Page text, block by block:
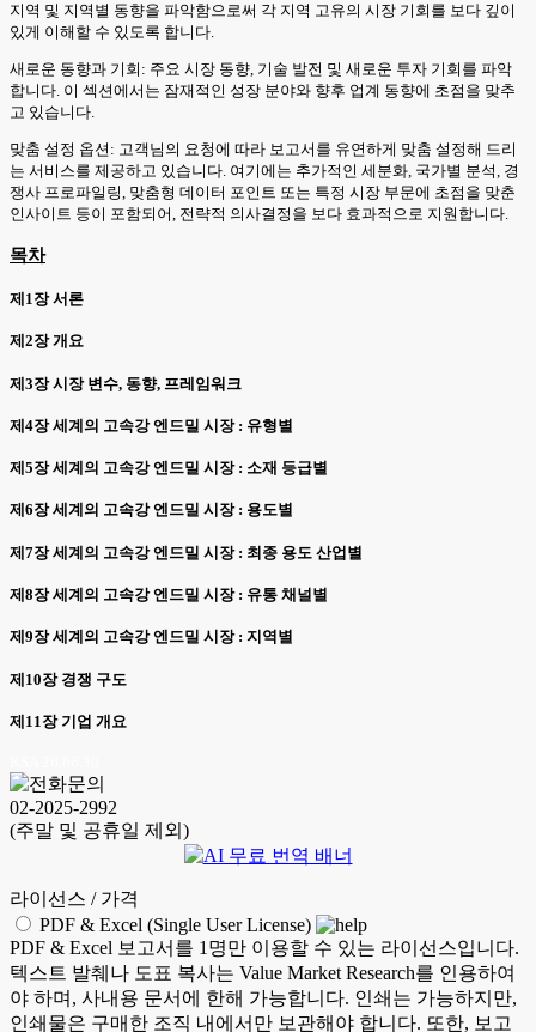
지역 및 지역별 동향을 파악함으로써 각 지역 고유의 시장 기회를 보다 깊이
있게 이해할 수 있도록 합니다.
새로운 동향과 기회: 주요 시장 동향, 기술 발전 및 새로운 투자 기회를 파악
합니다. 이 섹션에서는 잠재적인 성장 분야와 향후 업계 동향에 초점을 맞추
고 있습니다.
맞춤 설정 옵션: 고객님의 요청에 따라 보고서를 유연하게 맞춤 설정해 드리
는 서비스를 제공하고 있습니다. 여기에는 추가적인 세분화, 국가별 분석, 경
쟁사 프로파일링, 맞춤형 데이터 포인트 또는 특정 시장 부문에 초점을 맞춘
인사이트 등이 포함되어, 전략적 의사결정을 보다 효과적으로 지원합니다.
목차
제1장 서론
제2장 개요
제3장 시장 변수, 동향, 프레임워크
제4장 세계의 고속강 엔드밀 시장 : 유형별
제5장 세계의 고속강 엔드밀 시장 : 소재 등급별
제6장 세계의 고속강 엔드밀 시장 : 용도별
제7장 세계의 고속강 엔드밀 시장 : 최종 용도 산업별
제8장 세계의 고속강 엔드밀 시장 : 유통 채널별
제9장 세계의 고속강 엔드밀 시장 : 지역별
제10장 경쟁 구도
제11장 기업 개요
02-2025-2992
(주말 및 공휴일 제외)
라이선스 / 가격
PDF & Excel (Single User License)
PDF & Excel 보고서를 1명만 이용할 수 있는 라이선스입니다.
텍스트 발췌나 도표 복사는 Value Market Research를 인용하여
야 하며, 사내용 문서에 한해 가능합니다. 인쇄는 가능하지만,
인쇄물은 구매한 조직 내에서만 보관해야 합니다. 또한, 보고